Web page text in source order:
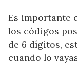
Es importante
los códigos
de 6 dígitos,
cuando lo